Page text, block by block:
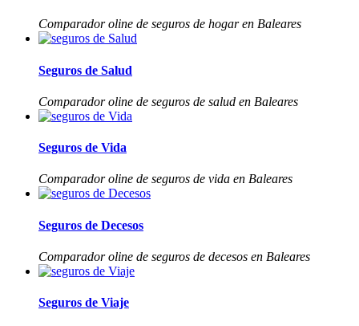
Comparador oline de seguros de hogar en Baleares
Seguros de Salud
Comparador oline de seguros de salud en Baleares
Seguros de Vida
Comparador oline de seguros de vida en Baleares
Seguros de Decesos
Comparador oline de seguros de decesos en Baleares
Seguros de Viaje